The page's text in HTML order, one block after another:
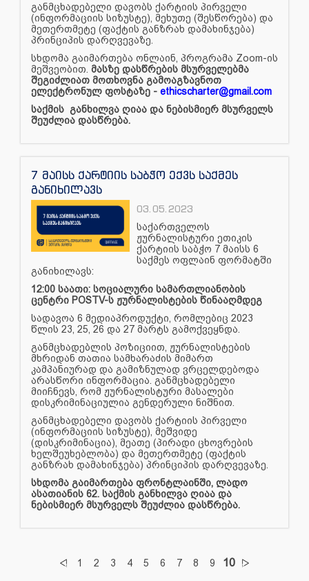
განმცხადებელი დავობს ქარტიის პირველი
(ინფორმაციის სიზუსტე), მეხუთე (შესწორება) და
მეთერთმეტე (ფაქტის განზრახ დამახინჯება)
პრინციპის დარღვევაზე.
სხდომა გაიმართება ონლაინ, პროგრამა Zoom-ის
მეშვეობით. მასზე დასწრების მსურველებმა
შეგიძლიათ მოთხოვნა გამოაგზავნოთ
ელექტრონულ ფოსტაზე - ethicscharter@gmail.com
საქმის განხილვა ღიაა და ნებისმიერ მსურველს
შეუძლია დასწრება.
7 მაისს ქარტიის საბჭო ექვს საქმეს
განიხილავს
03.05.2023
საქართველოს
ჟურნალისტური ეთიკის
ქარტიის საბჭო 7 მაისს 6
საქმეს ოფლაინ ფორმატში
განიხილავს:
12:00 საათი: სოციალური სამართლიანობის
ცენტრი POSTV-ს ჟურნალისტების წინააღმდეგ
სადავოა 6 მედიაპროდუქტი, რომლებიც 2023
წლის 23, 25, 26 და 27 მარტს გამოქვეყნდა.
განმცხადებლის პოზიციით, ჟურნალისტების
მხრიდან თათია სამხარაძის მიმართ
კამპანიურად და გამიზნულად ვრცელდებოდა
არასწორი ინფორმაცია. განმცხადებელი
მიიჩნევს, რომ ჟურნალისტური მასალები
დისკრიმინაციულია გენდერული ნიშნით.
განმცხადებელი დავობს ქარტიის პირველი
(ინფორმაციის სიზუსტე), მეშვიდე
(დისკრიმინაცია), მეათე (პირადი ცხოვრების
ხელშეუხებლობა) და მეთერთმეტე (ფაქტის
განზრახ დამახინჯება) პრინციპის დარღვევაზე.
სხდომა გაიმართება ფრონტლაინში, ლადო
ასათიანის 62. საქმის განხილვა ღიაა და
ნებისმიერ მსურველს შეუძლია დასწრება.
1 2 3 4 5 6 7 8 9 10